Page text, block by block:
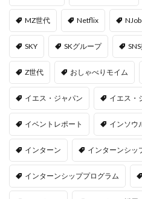
MZ世代 Netflix
SKY SKグループ
Z世代 おしゃべりモイム
イエス・ジャパン イエス・
イベントレポート インソウ
インターン インターンシッ
インターンシッププログラム